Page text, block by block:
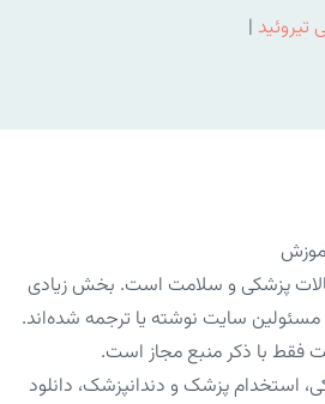
تیروئید |
پزشکی و سلامت است. بخش زیادی
سایت نوشته یا ترجمه شده‌اند.
فقط با ذکر منبع مجاز است.
استخدام پزشک و دندانپزشک، دانلود